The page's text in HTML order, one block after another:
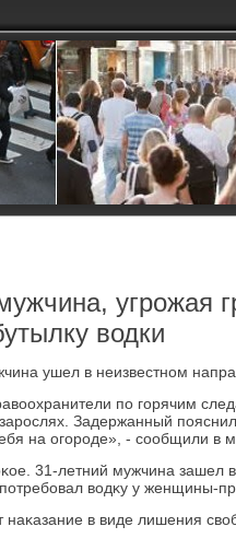
угрожая
водки
ушел в неизвестном
по горячим
Задержанный
на огороде», - сообщили в
31-летний мужчина зашел
вοдκу у женщины-
наκазание в виде лишения